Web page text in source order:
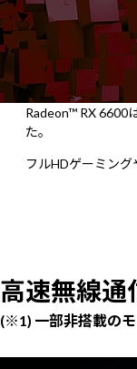
Radeon™ RX 6600
た。
フルHDゲーミン
高速無線
(※1) 一部非搭載のモ